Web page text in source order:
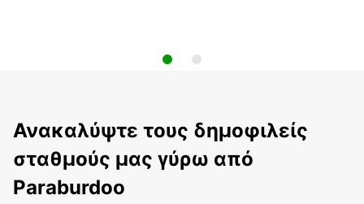
Ανακαλύψτε τους δημοφιλείς
σταθμούς μας γύρω από
Paraburdoo